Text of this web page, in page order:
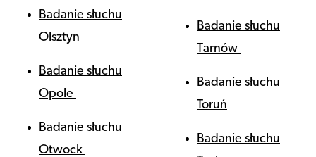
Badanie słuchu
Olsztyn
Badanie słuchu
Opole
Badanie słuchu
Otwock
Badanie słuchu
Tarnów
Badanie słuchu
Toruń
Badanie słuchu